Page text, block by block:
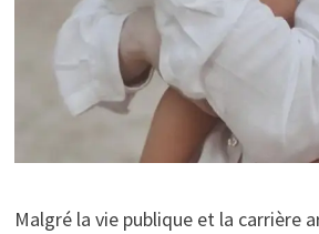
Malgré la vie publique et la carrière